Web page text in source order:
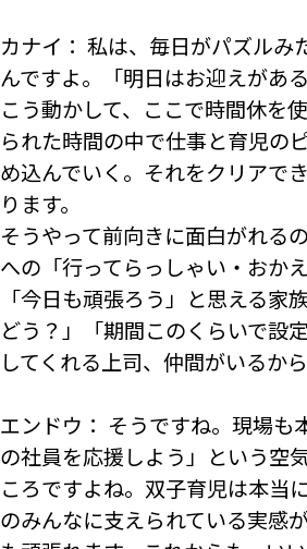
カナイ： 私は、毎日がパズルみ
んですよ。「明日はお迎えがあ
こう動かして、ここで時間休を
られた時間の中で仕事と育児の
め込んでいく。それをクリアで
ります。
そうやって前向きに面白がれる
への「行ってらっしゃい・おか
「今日も頑張ろう」と思える家
どう？」「期間このくらいで設
してくれる上司、仲間がいるか
エンドウ： そうですね。現場も
の社員を応援しよう」という空
ころですよね。双子育児は本当
のみんなに支えられている実感